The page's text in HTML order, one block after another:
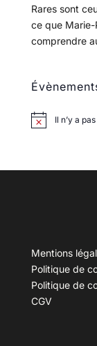
Rares sont
ce que Marie-
comprendre
Il n’y a
Mentions
Politique de
Politique de
CGV